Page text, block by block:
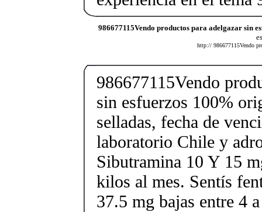
986677115Vendo productos para adelgazar sin
http:// 986677115Vendo
986677115Vendo
sin esfuerzos 100%
selladas, fecha de
laboratorio Chile y
Sibutramina 10 Y 15
kilos al mes. Sentís
37.5 mg bajas entre 4